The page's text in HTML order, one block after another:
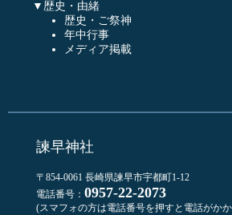
▼歴史・由緒
歴史・ご祭神
年中行事
メディア掲載
諫早神社
〒854-0061 長崎県諫早市宇都町1-12
電話番号： 0957-22-2073
(スマフォの方は電話番号を押すと電話がか